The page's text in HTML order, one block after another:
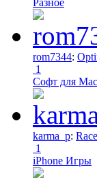
rom7344:
1
Софт для
karma_p:
1
iPhone Игры